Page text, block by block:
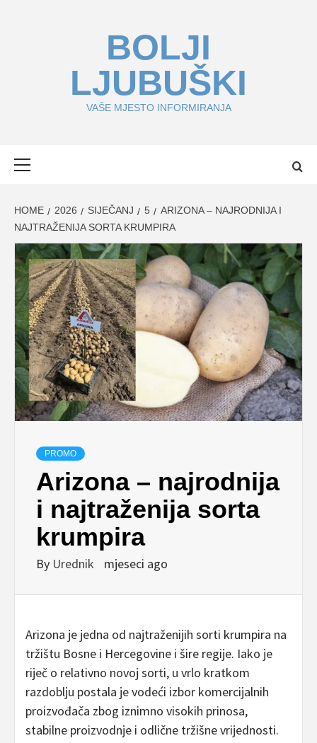
BOLJI
LJUBUŠKI
VAŠE MJESTO INFORMIRANJA
HOME 2026 SIJEČANJ 5
ARIZONA – NAJRODNIJA I
NAJTRAŽENIJA SORTA KRUMPIRA
PROMO
Arizona – najrodnija
i najtraženija sorta
krumpira
By Urednik mjeseci ago
Arizona je jedna od najtraženijih sorti krumpira na
tržištu Bosne i Hercegovine i šire regije. Iako je
riječ o relativno novoj sorti, u vrlo kratkom
razdoblju postala je vodeći izbor komercijalnih
proizvođača zbog iznimno visokih prinosa,
stabilne proizvodnje i odlične tržišne vrijednosti.